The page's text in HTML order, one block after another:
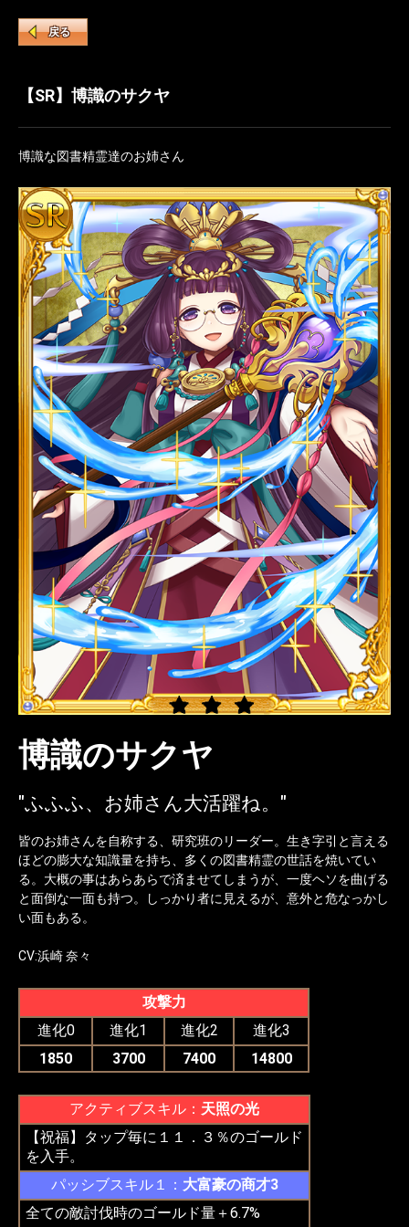
戻る
【SR】博識のサクヤ
博識な図書精霊達のお姉さん
博識のサクヤ
"ふふふ、お姉さん大活躍ね。"
皆のお姉さんを自称する、研究班のリーダー。生き字引と言える
ほどの膨大な知識量を持ち、多くの図書精霊の世話を焼いてい
る。大概の事はあらあらで済ませてしまうが、一度ヘソを曲げる
と面倒な一面も持つ。しっかり者に見えるが、意外と危なっかし
い面もある。
CV:浜崎 奈々
攻撃力
進化0
進化1 進化2
進化3
1850
3700 7400 14800
アクティブスキル： 天照の光
【祝福】タップ毎に１１．３％のゴールド
を入手。
パッシブスキル１： 大富豪の商才3
全ての敵討伐時のゴールド量＋6.7%